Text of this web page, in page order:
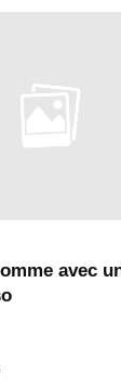
avec